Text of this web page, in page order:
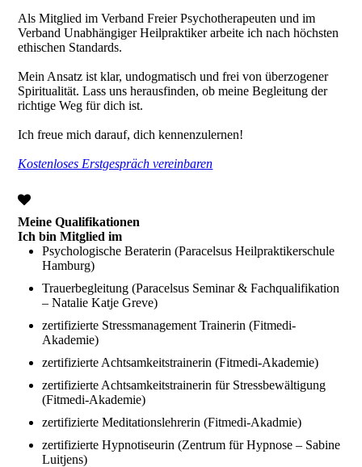
Als Mitglied im Verband Freier Psychotherapeuten und im
Verband Unabhängiger Heilpraktiker arbeite ich nach höchsten
ethischen Standards.
Mein Ansatz ist klar, undogmatisch und frei von überzogener
Spiritualität. Lass uns herausfinden, ob meine Begleitung der
richtige Weg für dich ist.
Ich freue mich darauf, dich kennenzulernen!
Kostenloses Erstgespräch vereinbaren
Meine Qualifikationen
Ich bin Mitglied im
Psychologische Beraterin (Paracelsus Heilpraktikerschule
Hamburg)
Trauerbegleitung (Paracelsus Seminar & Fachqualifikation
– Natalie Katje Greve)
zertifizierte Stressmanagement Trainerin (Fitmedi-
Akademie)
zertifizierte Achtsamkeitstrainerin (Fitmedi-Akademie)
zertifizierte Achtsamkeitstrainerin für Stressbewältigung
(Fitmedi-Akademie)
zertifizierte Meditationslehrerin (Fitmedi-Akadmie)
zertifizierte Hypnotiseurin (Zentrum für Hypnose – Sabine
Luitjens)